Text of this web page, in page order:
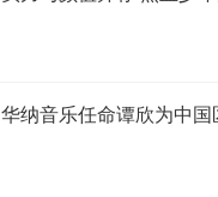
华纳音乐任命谭欣为中国